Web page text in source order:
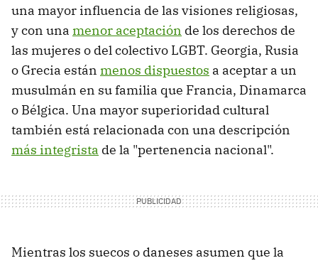
una mayor influencia de las visiones religiosas,
y con una menor aceptación de los derechos de
las mujeres o del colectivo LGBT. Georgia, Rusia
o Grecia están menos dispuestos a aceptar a un
musulmán en su familia que Francia, Dinamarca
o Bélgica. Una mayor superioridad cultural
también está relacionada con una descripción
más integrista de la "pertenencia nacional".
Mientras los suecos o daneses asumen que la